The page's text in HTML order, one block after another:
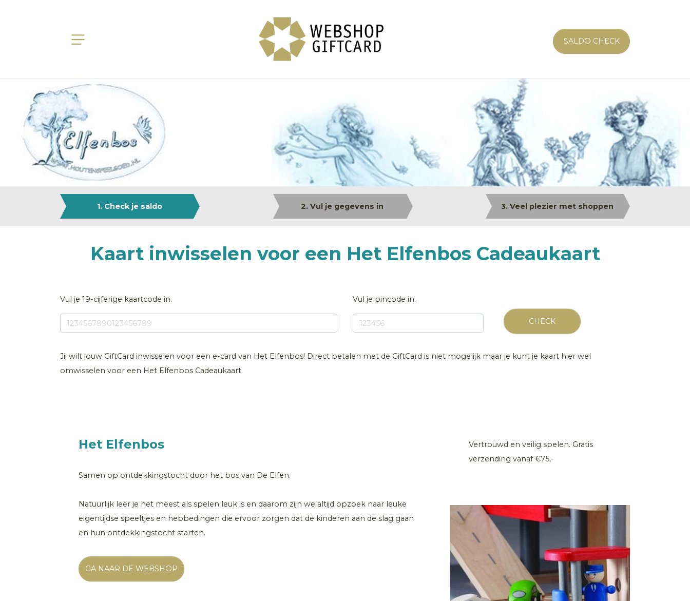
SALDO CHECK
1. Check je saldo 2. Vul je gegevens in 3. Veel plezier met shoppen
Kaart inwisselen voor een Het Elfenbos Cadeaukaart
Vul je 19-cijferige kaartcode in. Vul je pincode in.
CHECK
Jij wilt jouw GiftCard inwisselen voor een e-card van Het Elfenbos! Direct betalen met de GiftCard is niet mogelijk maar je kunt je kaart hier wel
omwisselen voor een Het Elfenbos Cadeaukaart.
Het Elfenbos
Samen op ontdekkingstocht door het bos van De Elfen.
Natuurlijk leer je het meest als spelen leuk is en daarom zijn we altijd opzoek naar leuke
eigentijdse speeltjes en hebbedingen die ervoor zorgen dat de kinderen aan de slag gaan
en hun ontdekkingstocht starten.
GA NAAR DE WEBSHOP
Vertrouwd en veilig spelen. Gratis
verzending vanaf €75,-